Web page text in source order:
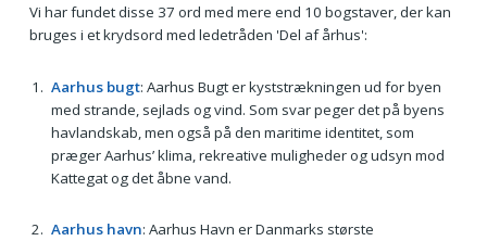
Vi har fundet disse 37 ord med mere end 10 bogstaver, der kan
bruges i et krydsord med ledetråden 'Del af århus':
Aarhus bugt: Aarhus Bugt er kyststrækningen ud for byen
med strande, sejlads og vind. Som svar peger det på byens
havlandskab, men også på den maritime identitet, som
præger Aarhus’ klima, rekreative muligheder og udsyn mod
Kattegat og det åbne vand.
Aarhus havn: Aarhus Havn er Danmarks største